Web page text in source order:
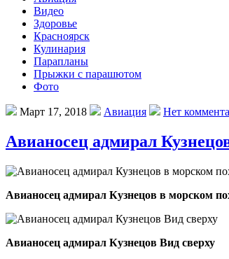
Видео
Здоровье
Красноярск
Кулинария
Парапланы
Прыжки с парашютом
Фото
Март 17, 2018 Авиация Нет
Авианосец адмирал
Авианосец адмирал Кузнецов в морском
Авианосец адмирал Кузнецов Вид сверху